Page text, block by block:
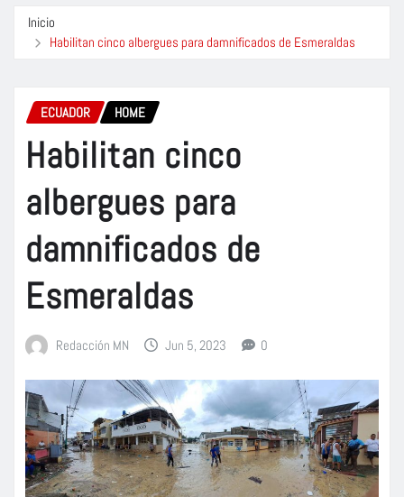
Inicio
Habilitan cinco albergues para damnificados de Esmeraldas
ECUADOR HOME
Habilitan cinco
albergues para
damnificados de
Esmeraldas
Redacción MN Jun 5, 2023 0